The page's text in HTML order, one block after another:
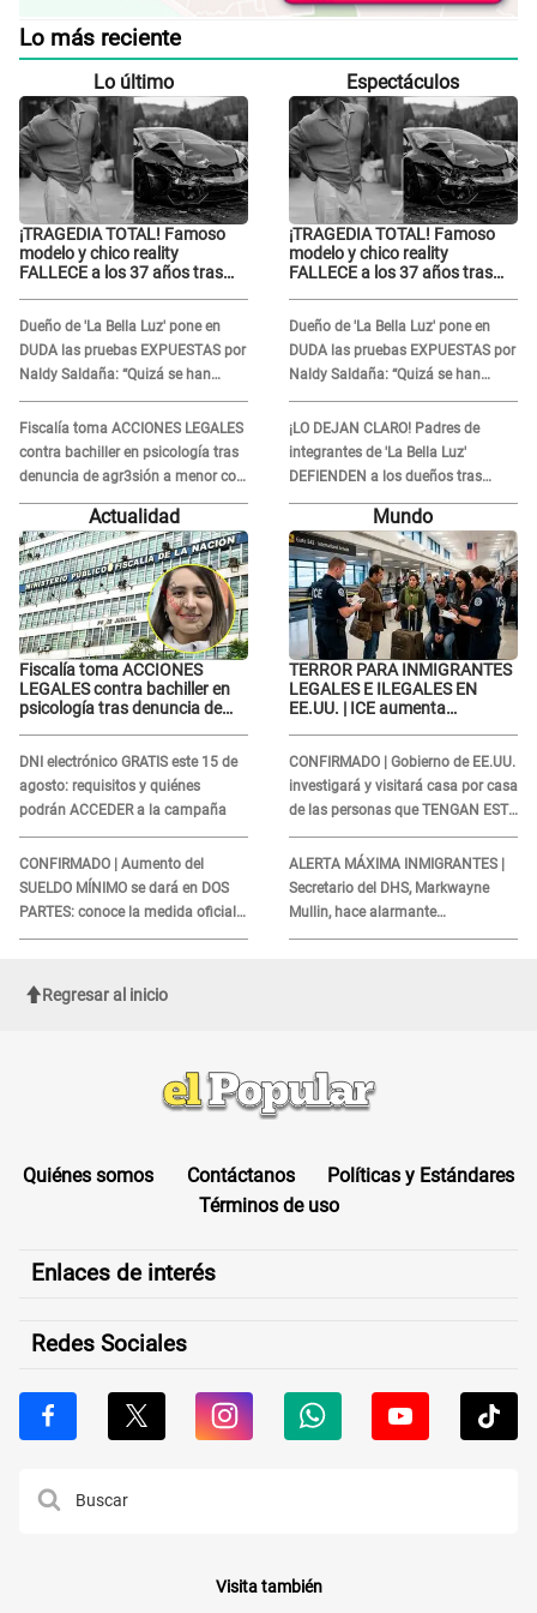
Lo más reciente
Lo último
¡TRAGEDIA TOTAL! Famoso
modelo y chico reality
FALLECE a los 37 años tras
Dueño de 'La Bella Luz' pone en
DUDA las pruebas EXPUESTAS por
Naldy Saldaña: “Quizá se han
editado...”
Fiscalía toma ACCIONES LEGALES
contra bachiller en psicología tras
denuncia de agr3sión a menor con
autismo
Espectáculos
¡TRAGEDIA TOTAL! Famoso
modelo y chico reality
FALLECE a los 37 años tras
Dueño de 'La Bella Luz' pone en
DUDA las pruebas EXPUESTAS por
Naldy Saldaña: “Quizá se han
editado...”
¡LO DEJAN CLARO! Padres de
integrantes de 'La Bella Luz'
DEFIENDEN a los dueños tras
denuncia: “Nunca vimos nada...”
Actualidad
Fiscalía toma ACCIONES
LEGALES contra bachiller en
psicología tras denuncia de
DNI electrónico GRATIS este 15 de
agosto: requisitos y quiénes
podrán ACCEDER a la campaña
CONFIRMADO | Aumento del
SUELDO MÍNIMO se dará en DOS
PARTES: conoce la medida oficial
del Ministerio de Economía
Mundo
TERROR PARA INMIGRANTES
LEGALES E ILEGALES EN
EE.UU. | ICE aumenta
CONFIRMADO | Gobierno de EE.UU.
investigará y visitará casa por casa
de las personas que TENGAN ESTE
TRABAJO
ALERTA MÁXIMA INMIGRANTES |
Secretario del DHS, Markwayne
Mullin, hace alarmante
declaración: "Ahora vamos por
Regresar al inicio
Quiénes somos Contáctanos
Políticas y Estándares
Términos de uso
Enlaces de interés
Redes Sociales
Visita también